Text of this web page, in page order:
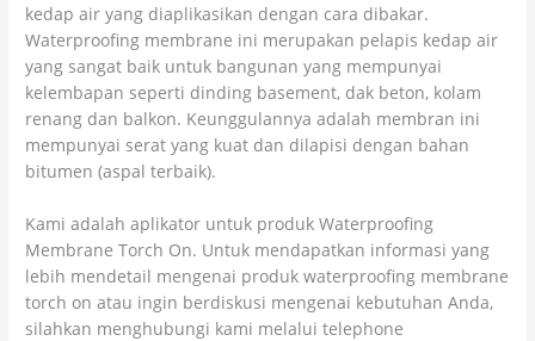
kedap air yang diaplikasikan dengan cara dibakar.
Waterproofing membrane ini merupakan pelapis kedap air
yang sangat baik untuk bangunan yang mempunyai
kelembapan seperti dinding basement, dak beton, kolam
renang dan balkon. Keunggulannya adalah membran ini
mempunyai serat yang kuat dan dilapisi dengan bahan
bitumen (aspal terbaik).
Kami adalah aplikator untuk produk Waterproofing
Membrane Torch On. Untuk mendapatkan informasi yang
lebih mendetail mengenai produk waterproofing membrane
torch on atau ingin berdiskusi mengenai kebutuhan Anda,
silahkan menghubungi kami melalui telephone